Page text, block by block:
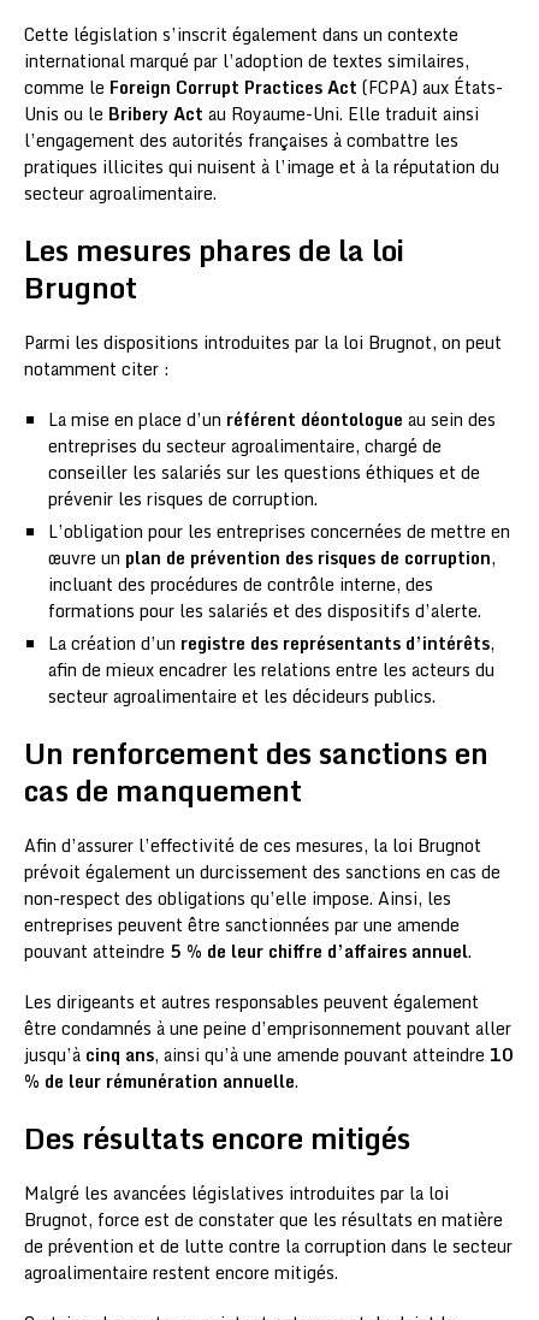
Cette législation s’inscrit également dans un contexte
international marqué par l’adoption de textes similaires,
comme le Foreign Corrupt Practices Act (FCPA) aux États-
Unis ou le Bribery Act au Royaume-Uni. Elle traduit ainsi
l’engagement des autorités françaises à combattre les
pratiques illicites qui nuisent à l’image et à la réputation du
secteur agroalimentaire.
Les mesures phares de la loi
Brugnot
Parmi les dispositions introduites par la loi Brugnot, on peut
notamment citer :
La mise en place d’un référent déontologue au sein des
entreprises du secteur agroalimentaire, chargé de
conseiller les salariés sur les questions éthiques et de
prévenir les risques de corruption.
L’obligation pour les entreprises concernées de mettre en
œuvre un plan de prévention des risques de corruption,
incluant des procédures de contrôle interne, des
formations pour les salariés et des dispositifs d’alerte.
La création d’un registre des représentants d’intérêts,
afin de mieux encadrer les relations entre les acteurs du
secteur agroalimentaire et les décideurs publics.
Un renforcement des sanctions en
cas de manquement
Afin d’assurer l’effectivité de ces mesures, la loi Brugnot
prévoit également un durcissement des sanctions en cas de
non-respect des obligations qu’elle impose. Ainsi, les
entreprises peuvent être sanctionnées par une amende
pouvant atteindre 5 % de leur chiffre d’affaires annuel.
Les dirigeants et autres responsables peuvent également
être condamnés à une peine d’emprisonnement pouvant aller
jusqu’à cinq ans, ainsi qu’à une amende pouvant atteindre 10
% de leur rémunération annuelle.
Des résultats encore mitigés
Malgré les avancées législatives introduites par la loi
Brugnot, force est de constater que les résultats en matière
de prévention et de lutte contre la corruption dans le secteur
agroalimentaire restent encore mitigés.